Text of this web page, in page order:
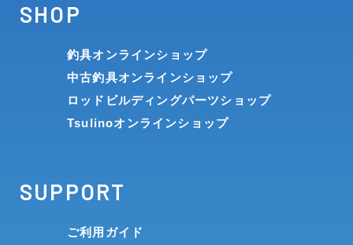
SHOP
釣具オンラインショップ
中古釣具オンラインショップ
ロッドビルディングパーツショップ
Tsulinoオンラインショップ
SUPPORT
ご利用ガイド